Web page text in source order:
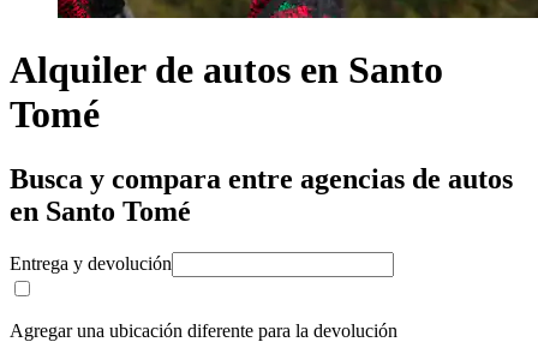
Alquiler de autos en Santo
Tomé
Busca y compara entre agencias de autos
en Santo Tomé
Entrega y devolución
Agregar una ubicación diferente para la devolución